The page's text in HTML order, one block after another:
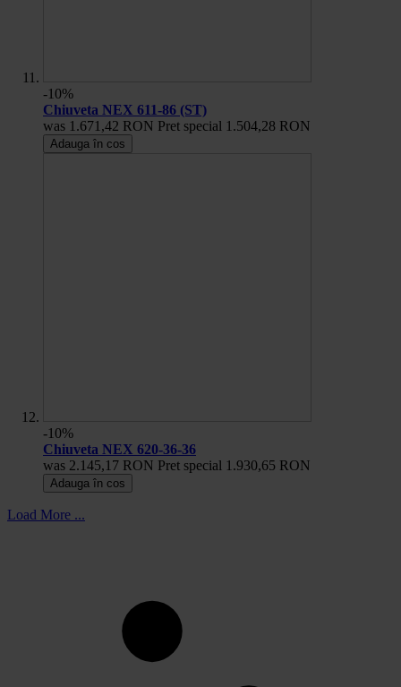
-10%
Chiuveta NEX 611-86 (ST)
was 1.671,42 RON Pret special 1.504,28 RON
Adauga în cos
-10%
Chiuveta NEX 620-36-36
was 2.145,17 RON Pret special 1.930,65 RON
Adauga în cos
Load More ...